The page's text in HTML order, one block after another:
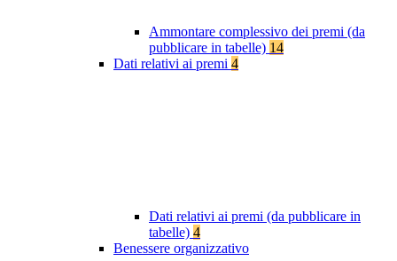
Ammontare complessivo dei premi (da
pubblicare in tabelle) 14
Dati relativi ai premi 4
Dati relativi ai premi (da pubblicare in
tabelle) 4
Benessere organizzativo